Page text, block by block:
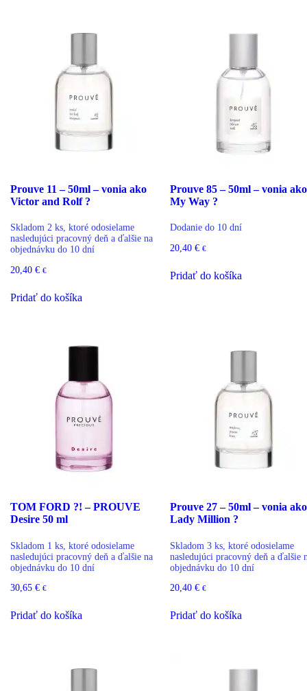
Prouve 11 – 50ml – vonia ako
Victor and Rolf ?
Skladom 2 ks, ktoré odosielame
nasledujúci pracovný deň a ďalšie na
objednávku do 10 dní
20,40 € €
Pridať do košíka
Prouve 85 – 50ml – vonia ako
My Way ?
Dodanie do 10 dní
20,40 € €
Pridať do košíka
TOM FORD ?! – PROUVE
Desire 50 ml
Skladom 1 ks, ktoré odosielame
nasledujúci pracovný deň a ďalšie na
objednávku do 10 dní
30,65 € €
Pridať do košíka
Prouve 27 – 50ml – vonia ako
Lady Million ?
Skladom 3 ks, ktoré odosielame
nasledujúci pracovný deň a ďalšie
objednávku do 10 dní
20,40 € €
Pridať do košíka